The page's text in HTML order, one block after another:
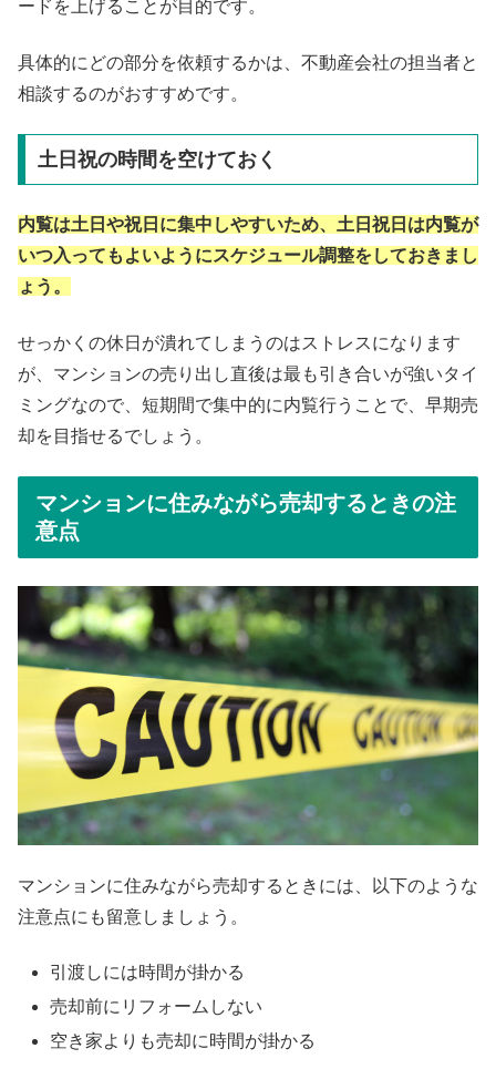
ードを上げることが目的です。
具体的にどの部分を依頼するかは、不動産会社の担当者と
相談するのがおすすめです。
土日祝の時間を空けておく
内覧は土日や祝日に集中しやすいため、土日祝日は内覧が
いつ入ってもよいようにスケジュール調整をしておきまし
ょう。
せっかくの休日が潰れてしまうのはストレスになります
が、マンションの売り出し直後は最も引き合いが強いタイ
ミングなので、短期間で集中的に内覧行うことで、早期売
却を目指せるでしょう。
マンションに住みながら売却するときの注
意点
マンションに住みながら売却するときには、以下のような
注意点にも留意しましょう。
引渡しには時間が掛かる
売却前にリフォームしない
空き家よりも売却に時間が掛かる